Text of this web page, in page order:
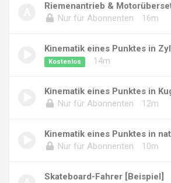
Riemenantrieb &
Nur für Abonnenten
16m
Kostenlos 14m
Kinematik eines Punktes in
Nur für Abonnenten
12m
Kinematik eines Punktes in
Nur für Abonnenten
10m
Skateboard-Fahrer [Beispiel]